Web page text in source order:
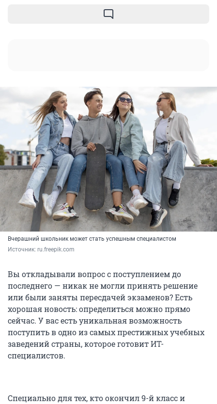
Вчерашний школьник может стать успешным специалистом
Источник: ru.freepik.com
Вы откладывали вопрос с поступлением до
последнего — никак не могли принять решение
или были заняты пересдачей экзаменов? Есть
хорошая новость: определиться можно прямо
сейчас. У вас есть уникальная возможность
поступить в одно из самых престижных учебных
заведений страны, которое готовит ИТ-
специалистов.
Специально для тех, кто окончил 9-й класс и